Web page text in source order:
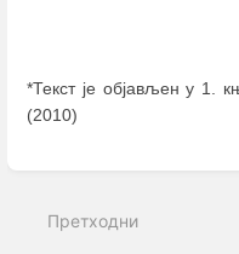
*Текст је објављен у 1.
(2010)
mode
Претходни